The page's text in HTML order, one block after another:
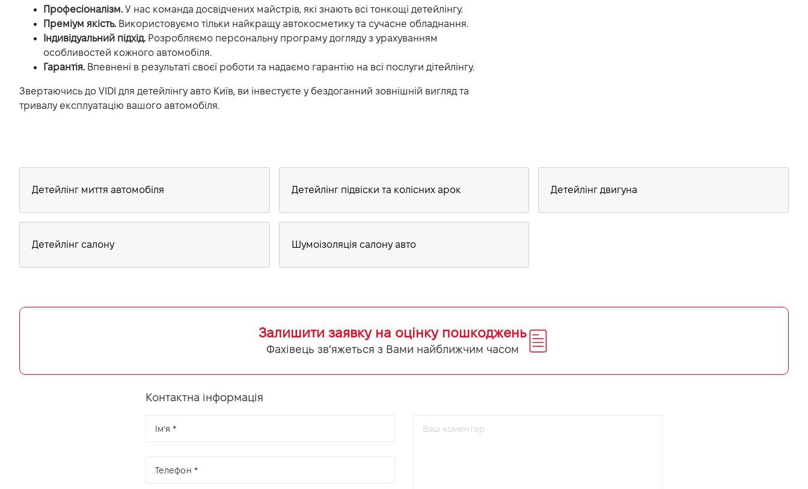
Професіоналізм. У нас команда досвідчених майстрів, які знають всі тонкощі детейлінгу.
Преміум якість. Використовуємо тільки найкращу автокосметику та сучасне обладнання.
Індивідуальний підхід. Розробляємо персональну програму догляду з урахуванням
особливостей кожного автомобіля.
Гарантія. Впевнені в результаті своєї роботи та надаємо гарантію на всі послуги дітейлінгу.
Звертаючись до VIDI для детейлінгу авто Київ, ви інвестуєте у бездоганний зовнішній вигляд та
тривалу експлуатацію вашого автомобіля.
Детейлінг миття автомобіля Детейлінг підвіски та колісних арок Детейлінг двигуна
Детейлінг салону Шумоізоляція салону авто
Залишити заявку на оцінку пошкоджень
Фахівець зв’яжеться з Вами найближчим часом
Контактна інформація